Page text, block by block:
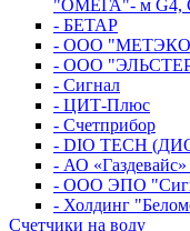
"ОМЕГА"- м G4,
- БЕТАР
- ООО
- ООО "ЭЛЬСТЕР
- Сигнал
- ЦИТ-Плюс
- Счетприбор
- DIO TECH
- АО
- ООО ЭПО
- Холдинг
Счетчики на воду